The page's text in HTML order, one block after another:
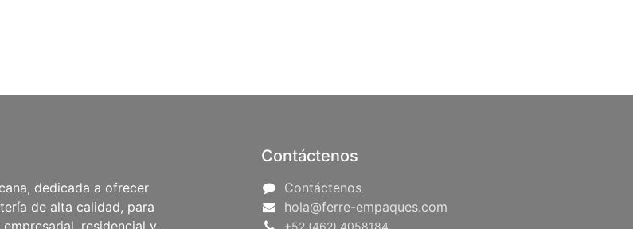
dedicada a ofrecer
de alta calidad, para
residencial y
Contáctenos
Contáctenos
hola@ferre-empaques.com
+52 (462) 4058184